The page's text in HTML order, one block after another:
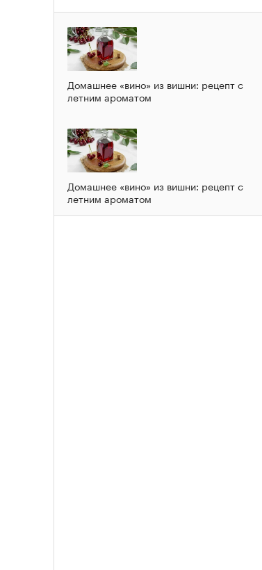
Домашнее «вино» из вишни: рецепт с
летним ароматом
Домашнее «вино» из вишни: рецепт с
летним ароматом